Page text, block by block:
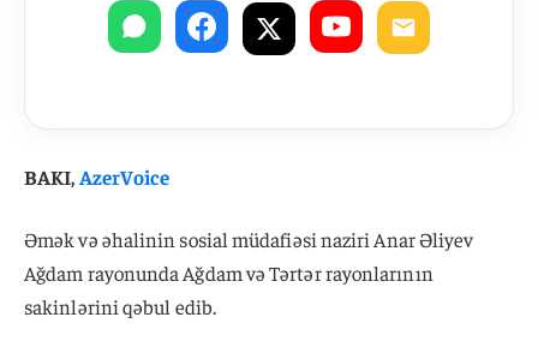
BAKI,AzerVoice
Əmək və əhalinin sosial müdafiəsi naziri Anar Əliyev
Ağdam rayonunda Ağdam və Tərtər rayonlarının
sakinlərini qəbul edib.